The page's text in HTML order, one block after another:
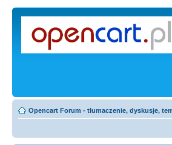
Opencart Forum - tłumaczenie, dyskusje,